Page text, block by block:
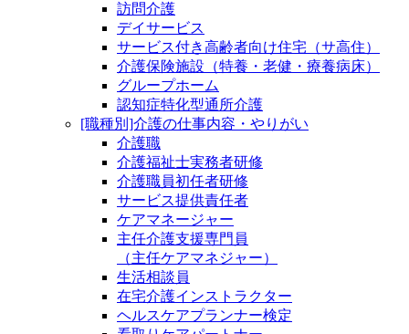
訪問介護
デイサービス
サービス付き高齢者向け住宅（サ高住）
介護保険施設（特養・老健・療養病床）
グループホーム
認知症特化型通所介護
[職種別]介護の仕事内容・やりがい
介護職
介護福祉士実務者研修
介護職員初任者研修
サービス提供責任者
ケアマネージャー
主任介護支援専門員
（主任ケアマネジャー）
生活相談員
在宅介護インストラクター
ヘルスケアプランナー検定